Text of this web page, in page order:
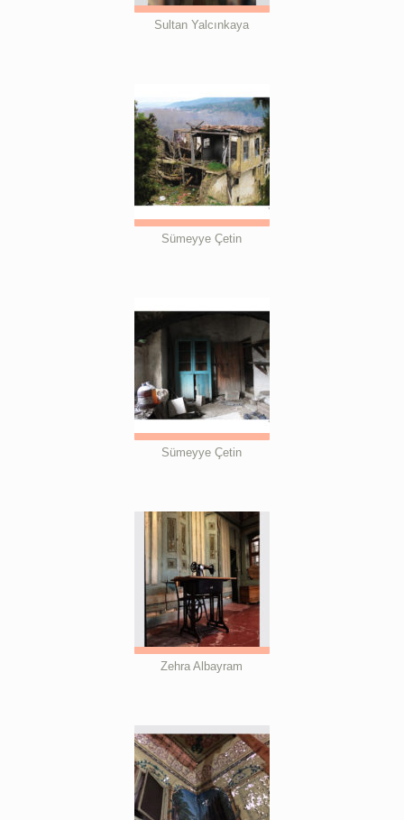
Sultan Yalcınkaya
Sümeyye Çetin
Sümeyye Çetin
Zehra Albayram